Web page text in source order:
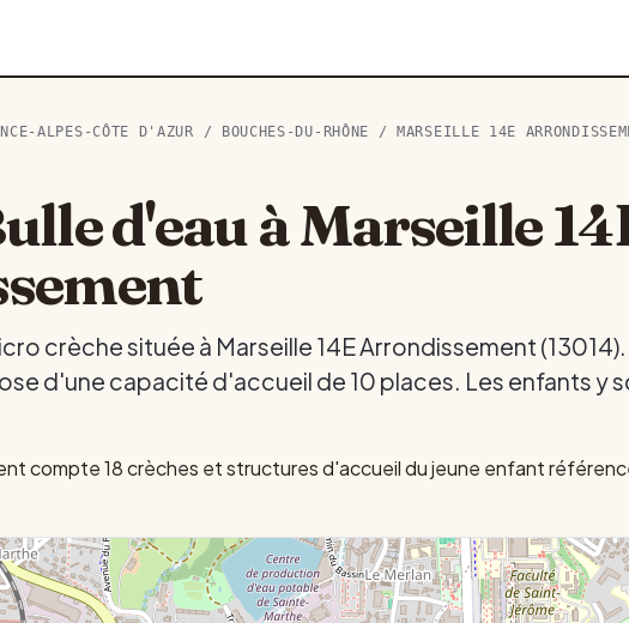
ALPES-CÔTE D'AZUR / BOUCHES-DU-RHÔNE / MARSEILLE 14E
d'eau à Marseille
crèche située à Marseille 14E Arrondissement (13014).
d'une capacité d'accueil de 10 places. Les enfants y
compte 18 crèches et structures d'accueil du jeune enfant